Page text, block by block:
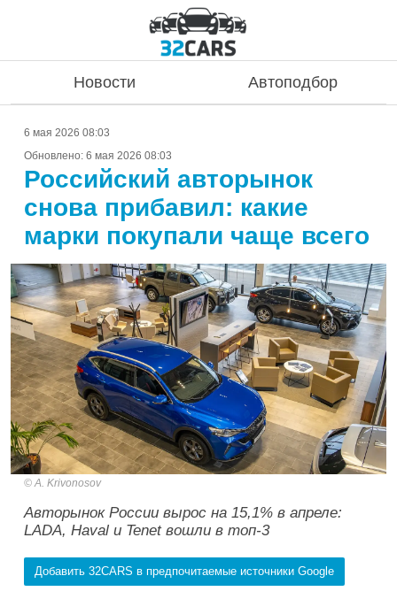
Новости Автоподбор
6 мая 2026 08:03
Обновлено: 6 мая 2026 08:03
Российский авторынок
снова прибавил: какие
марки покупали чаще всего
A. Krivonosov
Авторынок России вырос на 15,1% в апреле:
LADA, Haval и Tenet вошли в топ-3
Добавить 32CARS в предпочитаемые источники Google